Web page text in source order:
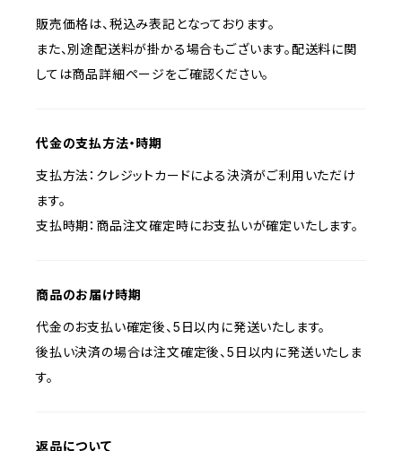
販売価格は、税込み表記となっております。
また、別途配送料が掛かる場合もございます。配送料に関
しては商品詳細ページをご確認ください。
代金の支払方法・時期
支払方法：クレジットカードによる決済がご利用いただけ
ます。
支払時期：商品注文確定時にお支払いが確定いたします。
商品のお届け時期
代金のお支払い確定後、5日以内に発送いたします。
後払い決済の場合は注文確定後、5日以内に発送いたしま
す。
返品について